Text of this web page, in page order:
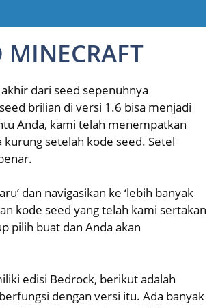
MINECRAFT
dari seed sepenuhnya
brilian di versi 1.6 bisa menjadi
Anda, kami telah menempatkan
setelah kode seed. Setel
dan navigasikan ke ‘lebih banyak
kode seed yang telah kami sertakan
pilih buat dan Anda akan
edisi Bedrock, berikut adalah
dengan versi itu. Ada banyak